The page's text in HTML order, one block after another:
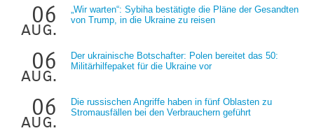
06
aug.
„Wir warten“: Sybiha bestätigte die Pläne der Gesandten
von Trump, in die Ukraine zu reisen
06
aug.
Der ukrainische Botschafter: Polen bereitet das 50:
Militärhilfepaket für die Ukraine vor
06
aug.
Die russischen Angriffe haben in fünf Oblasten zu
Stromausfällen bei den Verbrauchern geführt